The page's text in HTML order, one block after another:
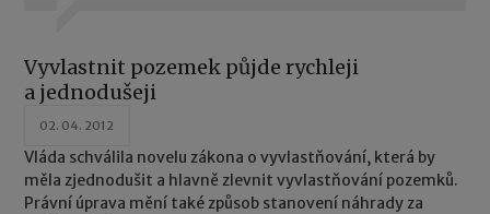
Vyvlastnit pozemek půjde rychleji
a jednodušeji
02. 04. 2012
Vláda schválila novelu zákona o vyvlastňování, která by
měla zjednodušit a hlavně zlevnit vyvlastňování pozemků.
Právní úprava mění také způsob stanovení náhrady za